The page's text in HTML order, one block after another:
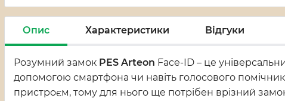
Опис Характеристики Відгуки
Розумний замок PES Arteon Face-ID – це
допомогою смартфона чи навіть голосового
пристроєм, тому для нього ще потрібен врізний